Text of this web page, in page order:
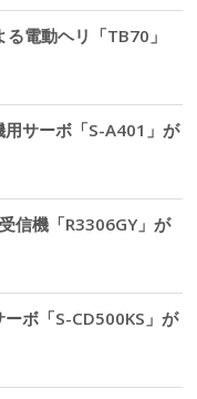
電動ヘリ「TB70」
サーボ「S-A401」が
信機「R3306GY」が
ボ「S-CD500KS」が